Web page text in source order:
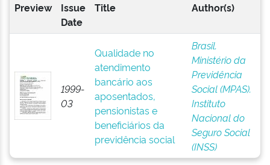
Preview
Issue
Date
Title Author(s)
1999-
03
Qualidade no
atendimento
bancário aos
aposentados,
pensionistas e
beneficiários da
previdência social
Brasil.
Ministério da
Previdência
Social (MPAS).
Instituto
Nacional do
Seguro Social
(INSS)